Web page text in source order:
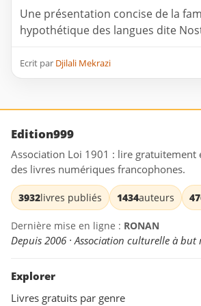
Une présentation concise de la
hypothétique des langues dite
Ecrit par Djilali Mekrazi
Edition999
Association Loi 1901 : lire gratuitement
des livres numériques francophones.
3932livres publiés 1434auteurs
Dernière mise en ligne : RONAN
Depuis 2006 · Association culturelle à
Explorer
Livres gratuits par genre